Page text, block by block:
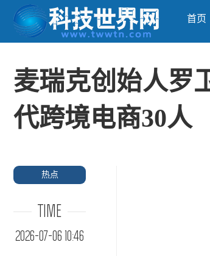
首页
麦瑞克创始人罗
代跨境电商30人
热点
TIME
2026-07-06 10:46